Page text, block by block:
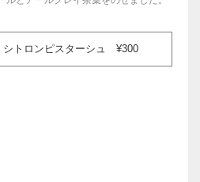
トロンピスターシュ ¥300